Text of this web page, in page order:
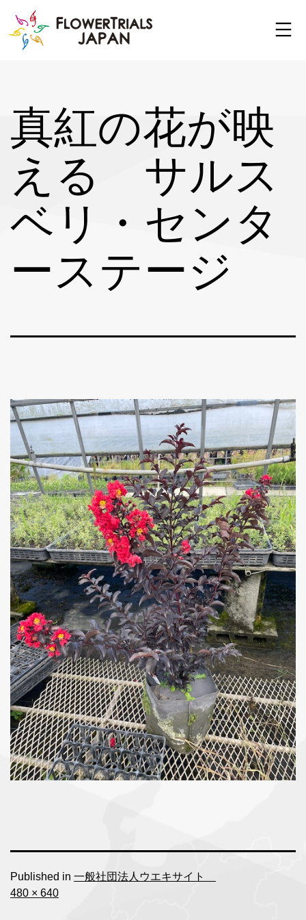
content
真紅の花が映
える サルス
ベリ・センタ
ーステージ
Published in 一般社団法人ウエキサイト
Full
480 × 640